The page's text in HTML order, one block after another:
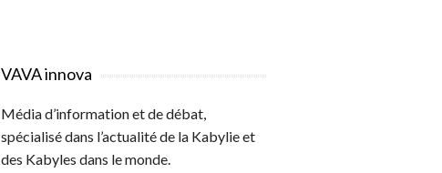
VAVA innova
Média d’information et de débat,
spécialisé dans l’actualité de la Kabylie et
des Kabyles dans le monde.